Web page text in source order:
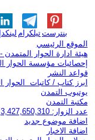
تيلكرامبنترست
الموقع الرئيسي
هيئة ادارة الحوار المتمدن -
إحصائيات مؤسسة الحوار
قواعد النشر
ابرز كتاب / كاتبات الحوار
يوتيوب التمدن
مكتبة التمدن
عدد الزوار: 3,427,650,310
اضافة موضوع جديد
اضافة الاخبار